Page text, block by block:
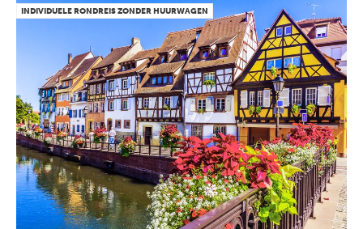
INDIVIDUELE RONDREIS ZONDER HUURWAGEN